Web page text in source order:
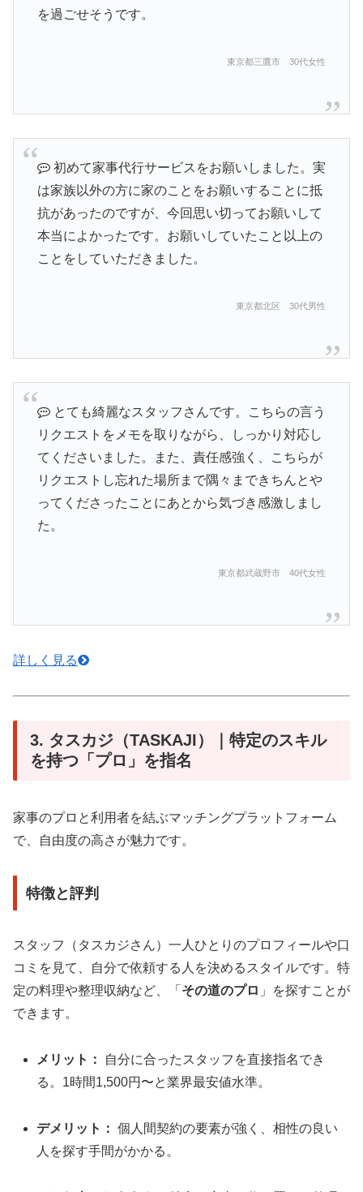
を過ごせそうです。
東京都三鷹市 30代女性
初めて家事代行サービスをお願いしました。実
は家族以外の方に家のことをお願いすることに抵
抗があったのですが、今回思い切ってお願いして
本当によかったです。お願いしていたこと以上の
ことをしていただきました。
東京都北区 30代男性
とても綺麗なスタッフさんです。こちらの言う
リクエストをメモを取りながら、しっかり対応し
てくださいました。また、責任感強く、こちらが
リクエストし忘れた場所まで隅々まできちんとや
ってくださったことにあとから気づき感激しまし
た。
東京都武蔵野市 40代女性
詳しく見る
3. タスカジ（TASKAJI）｜特定のスキル
を持つ「プロ」を指名
家事のプロと利用者を結ぶマッチングプラットフォーム
で、自由度の高さが魅力です。
特徴と評判
スタッフ（タスカジさん）一人ひとりのプロフィールや口
コミを見て、自分で依頼する人を決めるスタイルです。特
定の料理や整理収納など、「 その道のプロ 」を探すことが
できます。
メリット：
自分に合ったスタッフを直接指名でき
る。1時間1,500円〜と業界最安値水準。
デメリット： 個人間契約の要素が強く、相性の良い
人を探す手間がかかる。